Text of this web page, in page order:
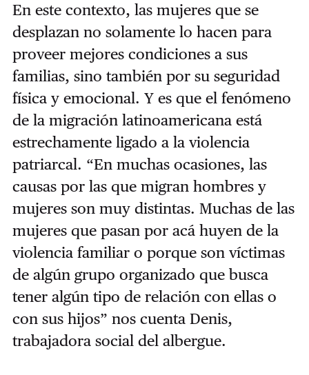
En este contexto, las mujeres que se
desplazan no solamente lo hacen para
proveer mejores condiciones a sus
familias, sino también por su seguridad
física y emocional. Y es que el fenómeno
de la migración latinoamericana está
estrechamente ligado a la violencia
patriarcal. “En muchas ocasiones, las
causas por las que migran hombres y
mujeres son muy distintas. Muchas de las
mujeres que pasan por acá huyen de la
violencia familiar o porque son víctimas
de algún grupo organizado que busca
tener algún tipo de relación con ellas o
con sus hijos” nos cuenta Denis,
trabajadora social del albergue.